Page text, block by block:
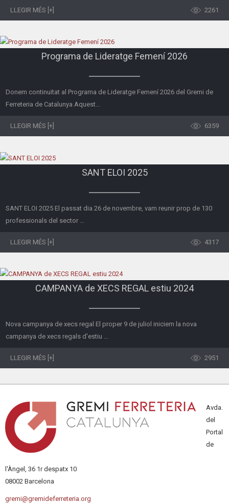
LLEGIR MÉS [+] 2261
Programa de Lideratge Femení 2026
Donem continuïtat al Programa de Lideratge Femení 2026 del Gremi de
Ferreteria de Catalunya Aquest...
LLEGIR MÉS [+] 6359
SANT ELOI 2025
SANT ELOI 2025 El passat dia 26 de novembre, vam reunir prop de 130
professionals del sector ...
LLEGIR MÉS [+] 4317
CAMPANYA de XECS REGAL estiu 2024
Nova campanya de xecs regal El proper 9 de juliol iniciem la nova
campanya de xecs regals d'estiu ...
LLEGIR MÉS [+] 2951
Avda.
del
Portal
de
l'Àngel, 36 1r despatx 10
08002 Barcelona
gremi@gremideferreteria.org